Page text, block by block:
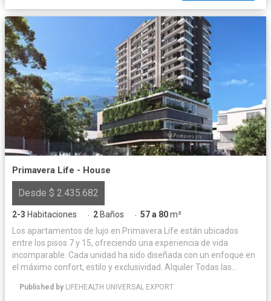
Primavera Life - House
Desde $ 2.435.682
2-3 Habitaciones · 2 Baños · 57 a 80m²
Los apartamentos de lujo en Primavera Life están ubicados
entre los pisos 7 y 15, ofreciendo una experiencia de vida
incomparable. Cada unidad ha sido diseñada con un enfoque en
el máximo confort, estilo y exclusividad. Alquiler Todas las
parqueaderos y cuartos útiles) estarán disponibles para alquiler,
Published by LIFEHEALTH UNIVERSAL EXPORT